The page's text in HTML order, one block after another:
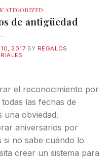
de antigüedad
2017 BY REGALOS
el reconocimiento por
las fechas de
una obviedad.
aniversarios por
si no sabe cuándo lo
crear un sistema para